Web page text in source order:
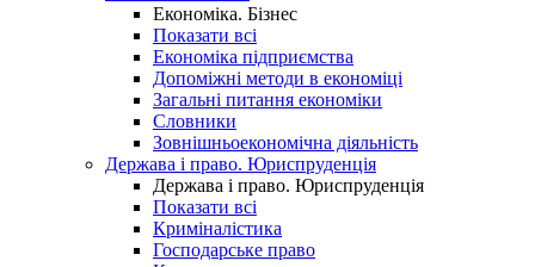
Економіка. Бізнес
Показати всі
Економіка підприємства
Допоміжні методи в економіці
Загальні питання економіки
Словники
Зовнішньоекономічна діяльність
Держава і право. Юриспруденція
Держава і право. Юриспруденція
Показати всі
Криміналістика
Господарське право